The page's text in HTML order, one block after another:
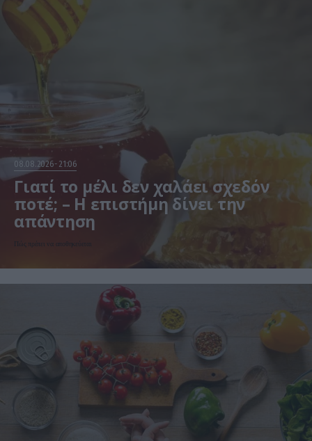
08.08.2026 21:06
Γιατί το μέλι δεν χαλάει σχεδόν
ποτέ; – Η επιστήμη δίνει την
απάντηση
Πώς πρέπει να αποθηκεύεται